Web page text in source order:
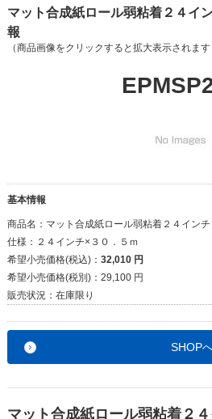
マット合成紙ロール弱粘着２４イ
報
（商品画像をクリックすると拡大表示されます
基本情報
商品名： マット合成紙ロール弱粘着２４インチ
仕様： ２４インチ×３０．５ｍ
希望小売価格(税込)： 32,010 円
希望小売価格(税別)： 29,100 円
販売状況： 在庫限り
SHOP
マット合成紙ロール弱粘着２